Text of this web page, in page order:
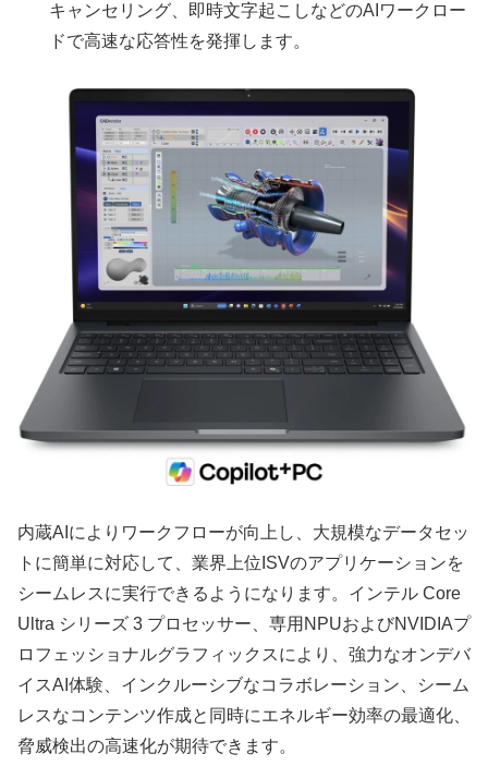
キャンセリング、即時文字起こしなどのAIワークロー
ドで高速な応答性を発揮します。
内蔵AIによりワークフローが向上し、大規模なデータセッ
トに簡単に対応して、業界上位ISVのアプリケーションを
シームレスに実行できるようになります。インテル Core
Ultra シリーズ 3 プロセッサー、専用NPUおよびNVIDIAプ
ロフェッショナルグラフィックスにより、強力なオンデバ
イスAI体験、インクルーシブなコラボレーション、シーム
レスなコンテンツ作成と同時にエネルギー効率の最適化、
脅威検出の高速化が期待できます。